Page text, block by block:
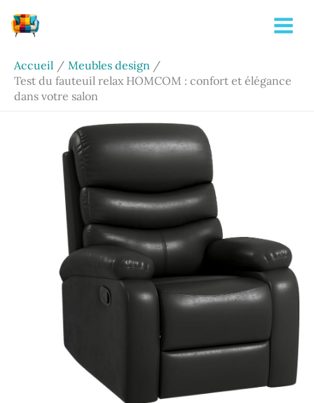
au
Accueil
Meubles design
Test du fauteuil relax HOMCOM : confort et élégance
dans votre salon
Rechercher